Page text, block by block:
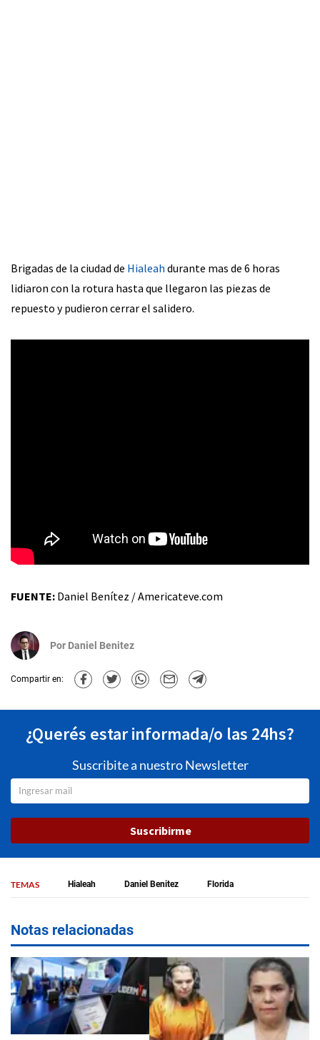
Brigadas de la ciudad de Hialeah durante mas de 6 horas
lidiaron con la rotura hasta que llegaron las piezas de
repuesto y pudieron cerrar el salidero.
FUENTE: Daniel Benítez / Americateve.com
Por Daniel Benitez
Compartir en:
¿Querés estar informada/o las 24hs?
Suscribite a nuestro Newsletter
Suscribirme
TEMAS Hialeah Daniel Benitez Florida
Notas relacionadas